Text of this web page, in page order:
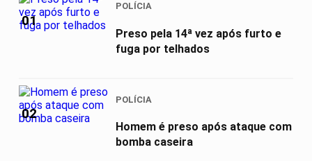
01
POLÍCIA
Preso pela 14ª vez após furto e
fuga por telhados
02
POLÍCIA
Homem é preso após ataque com
bomba caseira